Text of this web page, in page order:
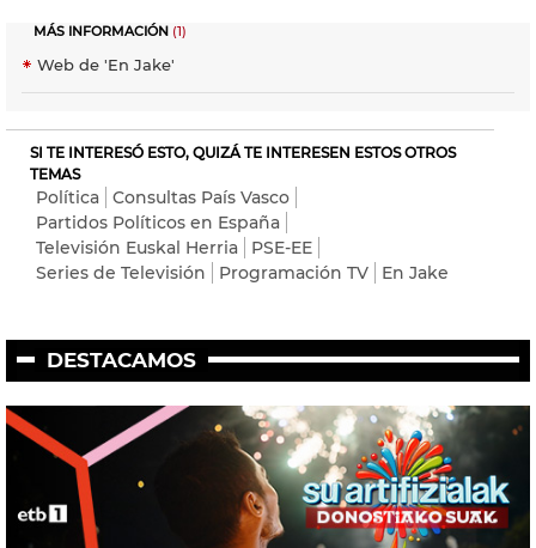
MÁS INFORMACIÓN (1)
Web de 'En Jake'
SI TE INTERESÓ ESTO, QUIZÁ TE INTERESEN ESTOS OTROS
TEMAS
Política
Consultas País Vasco
Partidos Políticos en España
Televisión Euskal Herria
PSE-EE
Series de Televisión
Programación TV En Jake
DESTACAMOS